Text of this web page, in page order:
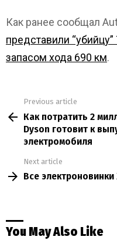
Как ранее сообщал
представили
запасом хода 690 км.
more
Previous article
Как потратить 2
Dyson готовит к
электромобиля
Next article
Все
You May Also Like